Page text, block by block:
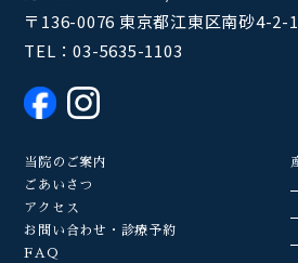
〒136-0076 東京都江東区南砂4-2-
TEL：03-5635-1103
当院のご案内
ごあいさつ
アクセス
お問い合わせ・診療予約
FAQ